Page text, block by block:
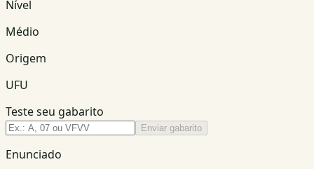
Nível
Médio
Origem
UFU
Teste seu gabarito
Enviar gabarito
Enunciado